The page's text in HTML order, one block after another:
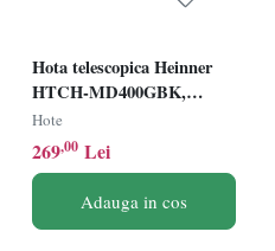
Hota telescopica Heinner
HTCH-MD400GBK,
Latime 60cm, Capacitate
absorbtie 400m3/h, 2 trepte
de viteza, Negru+Sticla
Hote
269,00 Lei
Adauga in cos